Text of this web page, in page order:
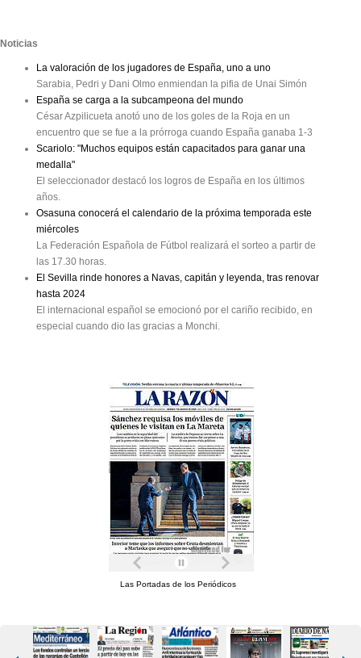
Noticias
La valoración de los jugadores de España, uno a uno
Sarabia, Pedri y Dani Olmo enmiendan la pifia de Unai Simón
España se carga a la subcampeona del mundo
César Azpilicueta anotó uno de los goles de la Roja en un
encuentro que se fue a la prórroga cuando España ganaba 1-3
Scariolo: "Muchos equipos están capacitados para ganar una
medalla"
El seleccionador destacó los logros de España en los últimos
años.
Osasuna conocerá el calendario de la próxima temporada este
miércoles
La Federación Española de Fútbol realizará el sorteo a partir de
las 17.30 horas.
El Sevilla rinde honores a Navas, capitán y leyenda, tras renovar
hasta 2024
El internacional español se emocionó por el cariño recibido, en
especial cuando dio las gracias a Monchi.
Las Portadas de los Periódicos